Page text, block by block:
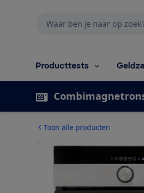
Producttests
Toon alle producten